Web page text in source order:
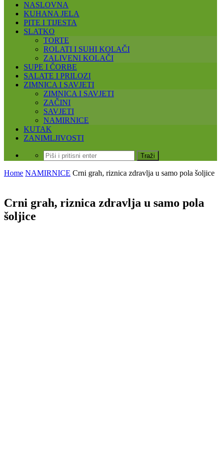
NASLOVNA
KUHANA JELA
PITE I TIJESTA
SLATKO
TORTE
ROLATI I SUHI KOLAČI
ZALIVENI KOLAČI
SUPE I ČORBE
SALATE I PRILOZI
ZIMNICA I SAVJETI
ZIMNICA I SAVJETI
ZAČINI
SAVJETI
NAMIRNICE
KUTAK
ZANIMLJIVOSTI
Home NAMIRNICE Crni grah, riznica zdravlja u samo pola šoljice
Crni grah, riznica zdravlja u samo pola
šoljice